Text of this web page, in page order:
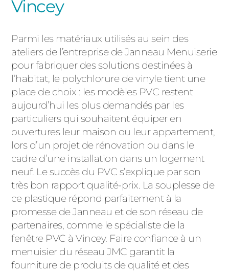
Vincey
Parmi les matériaux utilisés au sein des
ateliers de l’entreprise de Janneau Menuiserie
pour fabriquer des solutions destinées à
l’habitat, le polychlorure de vinyle tient une
place de choix : les modèles PVC restent
aujourd’hui les plus demandés par les
particuliers qui souhaitent équiper en
ouvertures leur maison ou leur appartement,
lors d’un projet de rénovation ou dans le
cadre d’une installation dans un logement
neuf. Le succès du PVC s’explique par son
très bon rapport qualité-prix. La souplesse de
ce plastique répond parfaitement à la
promesse de Janneau et de son réseau de
partenaires, comme le spécialiste de la
fenêtre PVC à Vincey. Faire confiance à un
menuisier du réseau JMC garantit la
fourniture de produits de qualité et des
ALUMINIUM
ACIER